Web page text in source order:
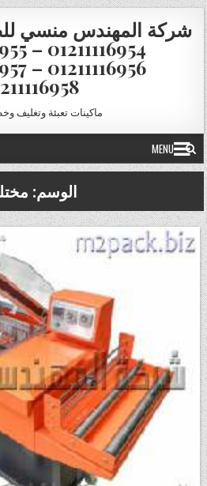
Skip to content
شركة المهندس منسي
ماكينات تعبئة وتغليف
MENU
الوسم: